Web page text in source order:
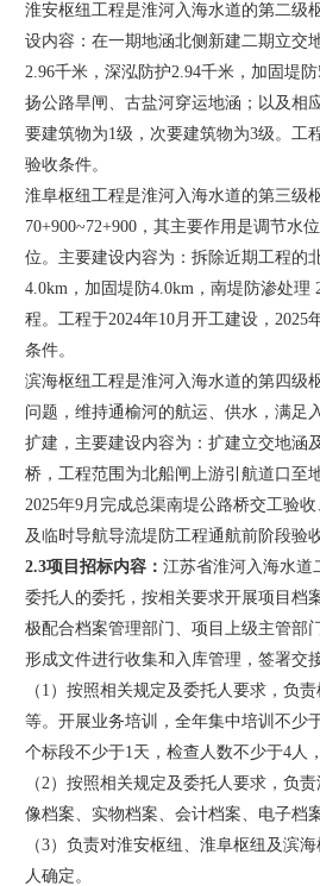
淮安枢纽 工程是淮河入海水道的第二级
设内容：在一期地涵北侧新建二期立交
2.96千米，深泓防护2.94千米，加固堤防
扬公路旱闸、古盐河穿运地涵；以及相
要建筑物为1级，次要建筑物为3级。工
验收条件。
淮阜枢纽工程是淮河入海水道的第三级
70+900~72+900 ，其主要作用是调节水
位。主要建设内容为：拆除近期工程的
4.0km ，加固堤防4.0km ，南堤防渗处理
程。工程于2024年10月开工建设， 2025
条件。
滨海枢纽工程是淮河入海水道的第四级
问题，维持通榆河的航运、供水，满足
扩建，主要建设内容为：扩建立交地涵
桥，工程范围为北船闸上游引航道口至
2025年9月完成总渠南堤公路桥交工验
及临时导航导流堤防工程通航前阶段验
2.3项目招标内容： 江苏省淮河入海水道
委托人的委托，按相关要求开展项目档
极配合档案管理部门、项目上级主管部
形成文件进行收集和入库管理，签署交
（ 1）按照相关规定及委托人要求，负
等。开展业务培训，全年集中培训不少
个标段不少于1天，检查人数不少于4人
（2）按照相关规定及委托人要求，负
像档案、实物档案、会计档案、电子档
（3）负责对淮安枢纽、淮阜枢纽及滨
人确定。